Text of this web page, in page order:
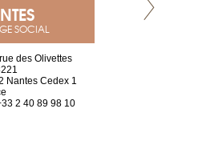
SOCIAL
des Olivettes
Nantes Cedex 1
2 40 89 98 10